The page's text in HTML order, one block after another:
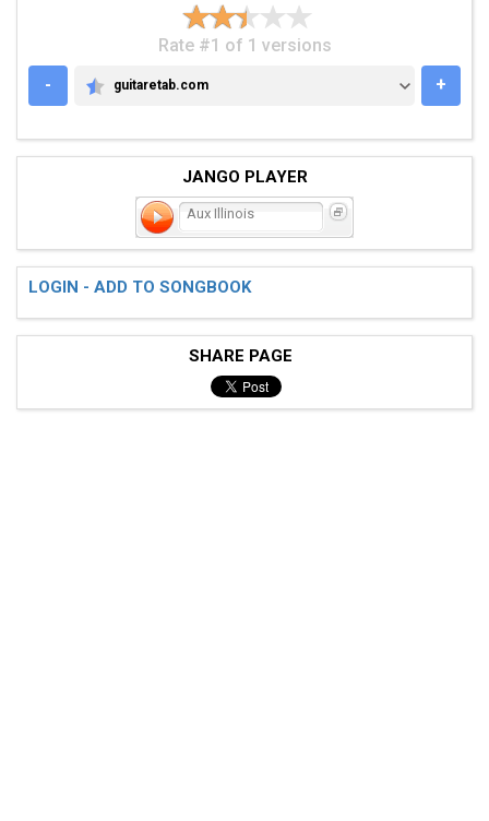
Rate #1 of 1 versions
-
GUITARETAB.COM
guitaretab.com +
JANGO PLAYER
Aux Illinois
LOGIN - ADD TO SONGBOOK
SHARE PAGE